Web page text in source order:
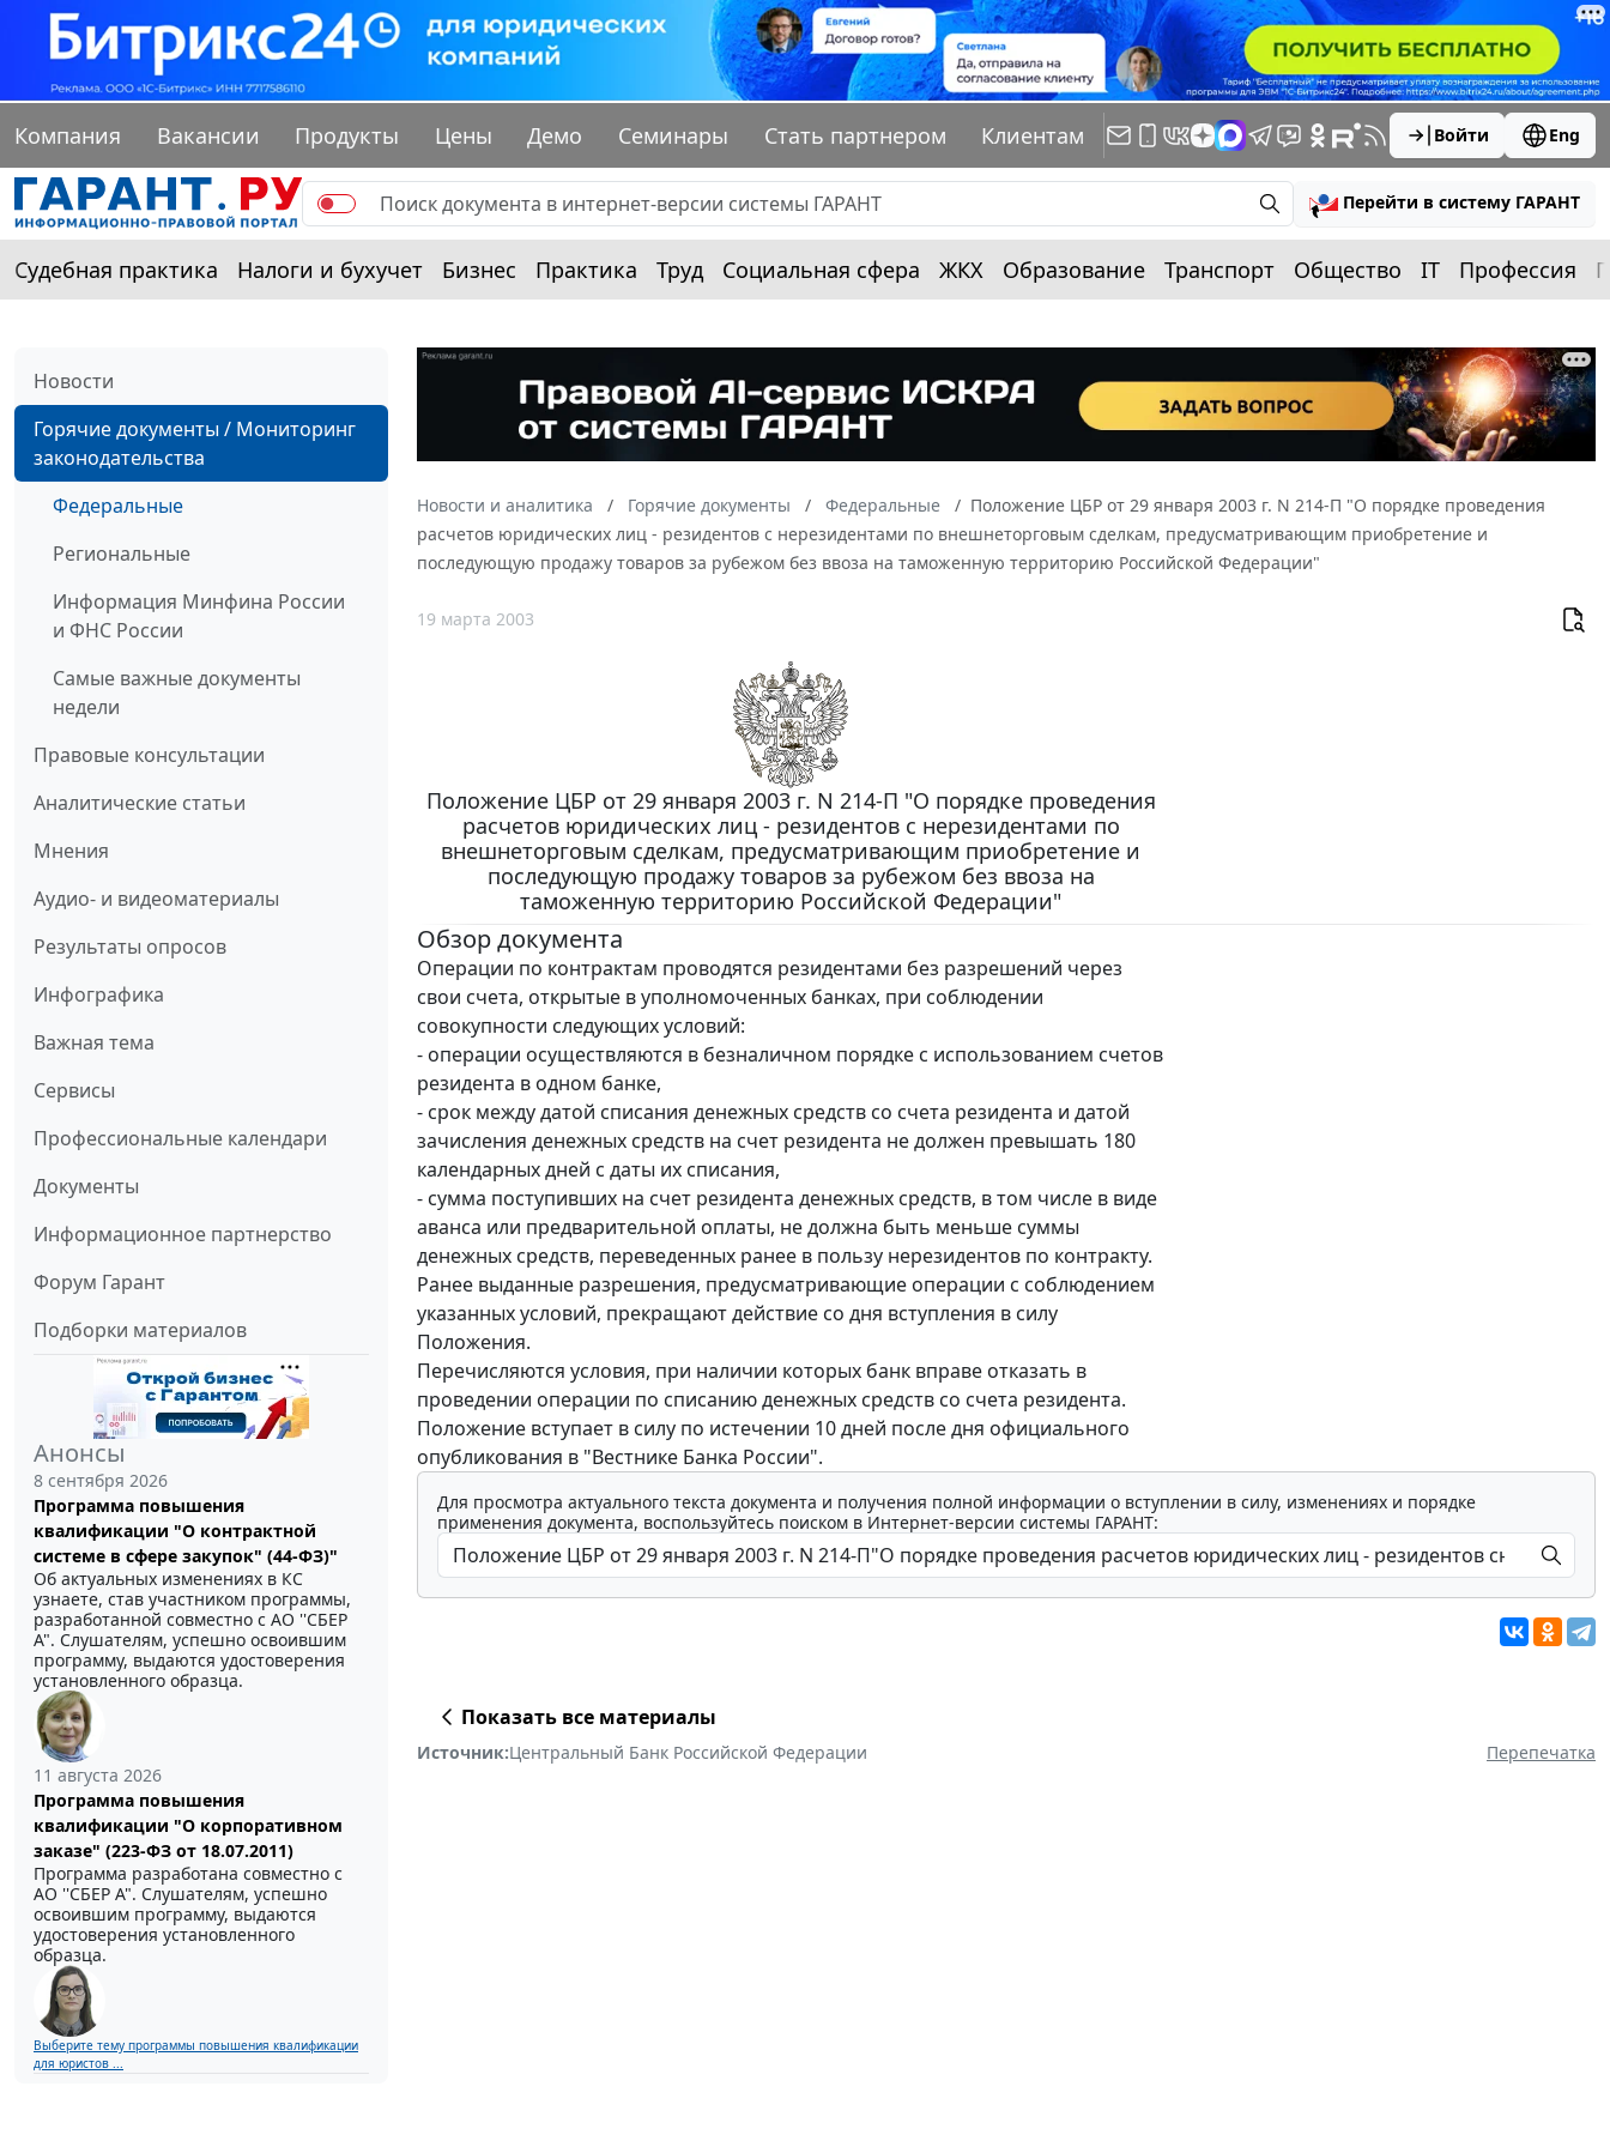
Компания Вакансии Продукты Цены Демо Семинары Стать партнером Клиентам Войти Eng
Перейти в систему ГАРАНТ
Судебная практика Налоги и бухучет Бизнес Практика Труд Социальная сфера ЖКХ Образование Транспорт Общество IT Профессия
Новости
Горячие документы / Мониторинг
законодательства
Федеральные
Региональные
Информация Минфина России
и ФНС России
Самые важные документы
недели
Правовые консультации
Аналитические статьи
Мнения
Аудио- и видеоматериалы
Результаты опросов
Инфографика
Важная тема
Сервисы
Профессиональные календари
Документы
Информационное партнерство
Форум Гарант
Подборки материалов
Анонсы
8 сентября 2026
Программа повышения
квалификации "О контрактной
системе в сфере закупок" (44-ФЗ)"
Об актуальных изменениях в КС
узнаете, став участником программы,
разработанной совместно с АО ''СБЕР
А". Слушателям, успешно освоившим
программу, выдаются удостоверения
установленного образца.
11 августа 2026
Программа повышения
квалификации "О корпоративном
заказе" (223-ФЗ от 18.07.2011)
Программа разработана совместно с
АО ''СБЕР А". Слушателям, успешно
освоившим программу, выдаются
удостоверения установленного
образца.
Выберите тему программы повышения квалификации
для юристов ...
Новости и аналитика Горячие документы Федеральные
Положение ЦБР от 29 января 2003 г. N 214-П "О порядке проведения
расчетов юридических лиц - резидентов с нерезидентами по внешнеторговым сделкам, предусматривающим приобретение и
последующую продажу товаров за рубежом без ввоза на таможенную территорию Российской Федерации"
19 марта 2003
Положение ЦБР от 29 января 2003 г. N 214-П "О порядке проведения
расчетов юридических лиц - резидентов с нерезидентами по
внешнеторговым сделкам, предусматривающим приобретение и
последующую продажу товаров за рубежом без ввоза на
таможенную территорию Российской Федерации"
Обзор документа
Операции по контрактам проводятся резидентами без разрешений через
свои счета, открытые в уполномоченных банках, при соблюдении
совокупности следующих условий:
- операции осуществляются в безналичном порядке с использованием счетов
резидента в одном банке,
- срок между датой списания денежных средств со счета резидента и датой
зачисления денежных средств на счет резидента не должен превышать 180
календарных дней с даты их списания,
- сумма поступивших на счет резидента денежных средств, в том числе в виде
аванса или предварительной оплаты, не должна быть меньше суммы
денежных средств, переведенных ранее в пользу нерезидентов по контракту.
Ранее выданные разрешения, предусматривающие операции с соблюдением
указанных условий, прекращают действие со дня вступления в силу
Положения.
Перечисляются условия, при наличии которых банк вправе отказать в
проведении операции по списанию денежных средств со счета резидента.
Положение вступает в силу по истечении 10 дней после дня официального
опубликования в "Вестнике Банка России".
Для просмотра актуального текста документа и получения полной информации о вступлении в силу, изменениях и порядке
применения документа, воспользуйтесь поиском в Интернет-версии системы ГАРАНТ:
Показать все материалы
Источник:Центральный Банк Российской Федерации Перепечатка